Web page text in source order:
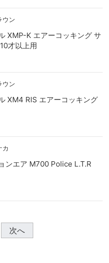
ウン
XMP-K エアーコッキング サ
才以上用
ウン
XM4 RIS エアーコッキング
カ
ンエア M700 Police L.T.R
次へ